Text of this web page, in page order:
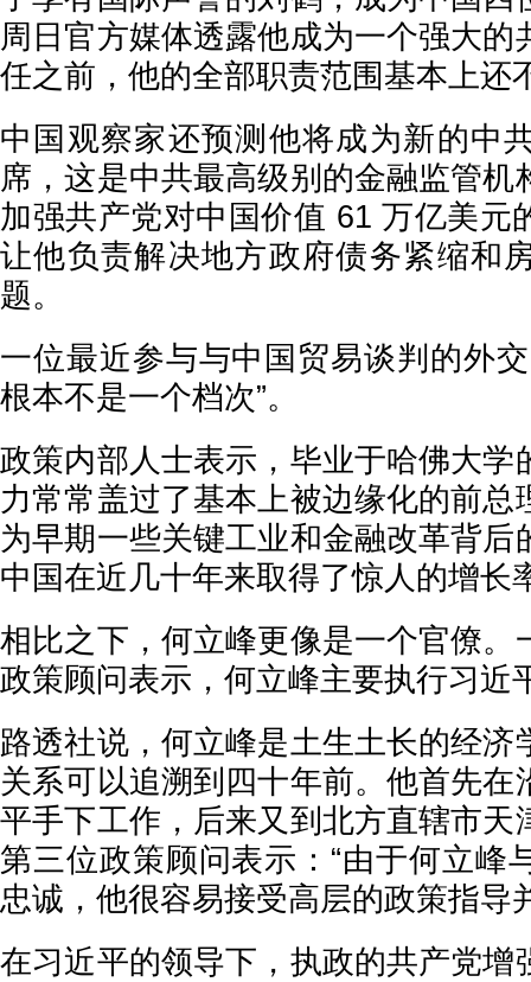
周日官方媒体透露他成为一个强大的
任之前，他的全部职责范围基本上还
中国观察家还预测他将成为新的中
席，这是中共最高级别的金融监管机
加强共产党对中国价值 61 万亿美元
让他负责解决地方政府债务紧缩和
题。
一位最近参与与中国贸易谈判的外
根本不是一个档次”。
政策内部人士表示，毕业于哈佛大学
力常常盖过了基本上被边缘化的前总
为早期一些关键工业和金融改革背后
中国在近几十年来取得了惊人的增长
相比之下，何立峰更像是一个官僚。
政策顾问表示，何立峰主要执行习近
路透社说，何立峰是土生土长的经济
关系可以追溯到四十年前。他首先在
平手下工作，后来又到北方直辖市天
第三位政策顾问表示：“由于何立峰
忠诚，他很容易接受高层的政策指导
在习近平的领导下，执政的共产党增